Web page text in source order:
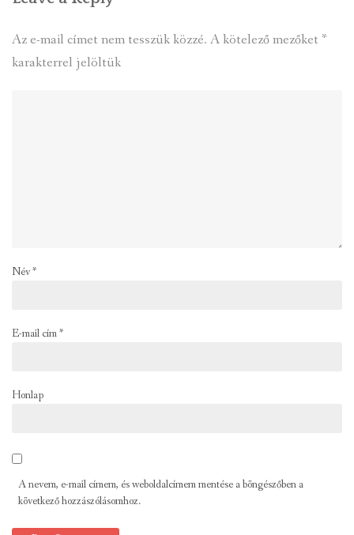
Az e-mail címet nem tesszük közzé. A kötelező mezőket *
karakterrel jelöltük
Név*
E-mail cím*
Honlap
A nevem, e-mail címem, és weboldalcímem mentése a böngészőben a
következő hozzászólásomhoz.